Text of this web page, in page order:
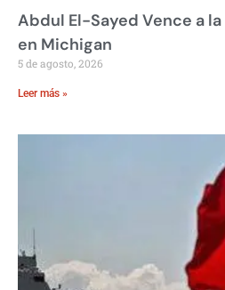
Abdul El-Sayed Vence a
en Michigan
5 de agosto, 2026
Leer más »